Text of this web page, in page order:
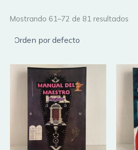
Mostrando 61–72 de 81 resultados